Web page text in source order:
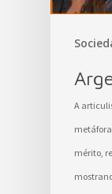
A
mérito,